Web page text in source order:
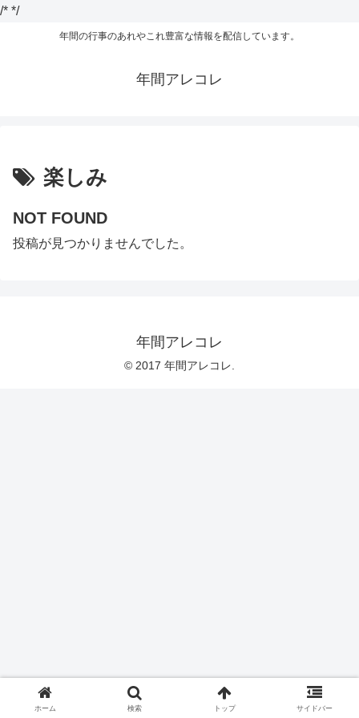
/* */
年間の行事のあれやこれ豊富な情報を配信しています。
年間アレコレ
楽しみ
NOT FOUND
投稿が見つかりませんでした。
年間アレコレ
© 2017 年間アレコレ.
ホーム 検索 トップ サイドバー